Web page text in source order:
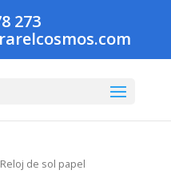
273
de sol papel